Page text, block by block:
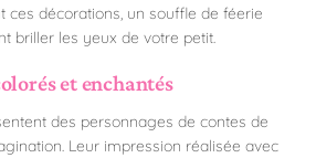
ces décorations, un souffle de féerie
briller les yeux de votre petit.
et enchantés
des personnages de contes de
Leur impression réalisée avec